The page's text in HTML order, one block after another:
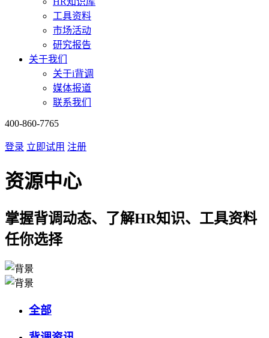
工具资料
市场活动
研究报告
关于我们
关于i背调
媒体报道
联系我们
400-860-7765
登录 立即试用 注册
资源中心
掌握背调动态、了解HR知识、工具资料
任你选择
全部